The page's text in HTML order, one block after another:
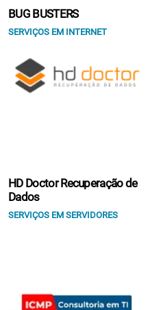
BUG BUSTERS
SERVIÇOS EM INTERNET
HD Doctor Recuperação de
Dados
SERVIÇOS EM SERVIDORES